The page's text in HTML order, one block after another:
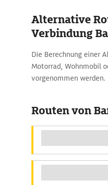
Alternative
Verbindung
Die Berechnung einer
Motorrad, Wohnmobil
vorgenommen werden.
Routen von